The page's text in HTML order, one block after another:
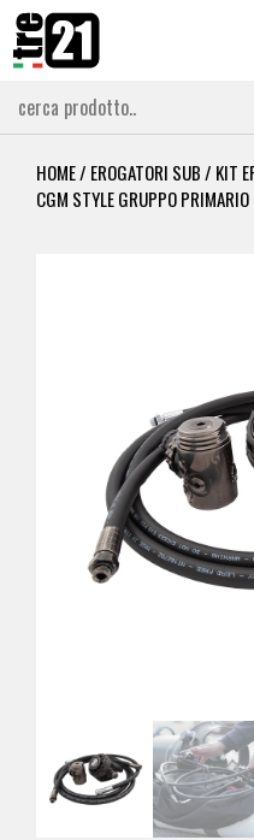
HOME/ EROGATORI SUB/ KIT
CGM STYLE GRUPPO